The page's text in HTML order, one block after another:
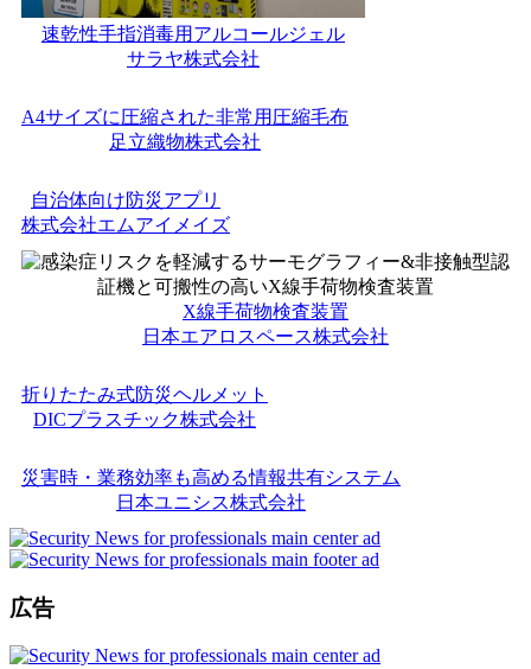
速乾性手指消毒用アルコールジェル
サラヤ株式会社
A4サイズに圧縮された非常用圧縮毛布
足立織物株式会社
自治体向け防災アプリ
株式会社エムアイメイズ
X線手荷物検査装置
日本エアロスペース株式会社
折りたたみ式防災ヘルメット
DICプラスチック株式会社
災害時・業務効率も高める情報共有システム
日本ユニシス株式会社
広告